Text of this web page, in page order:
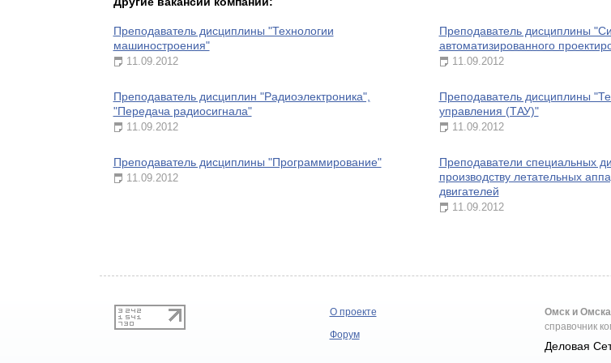
Преподаватель дисциплины "Технологии
машиностроения"
11.09.2012
Преподаватель дисциплины
автоматизированного
11.09.2012
Преподаватель дисциплин "Радиоэлектроника",
"Передача радиосигнала"
11.09.2012
Преподаватель дисциплины
управления (ТАУ)"
11.09.2012
Преподаватель дисциплины "Программирование"
11.09.2012
Преподаватели специальных
производству летательных
двигателей
11.09.2012
О проекте
Форум
Омск и
справочник
Деловая